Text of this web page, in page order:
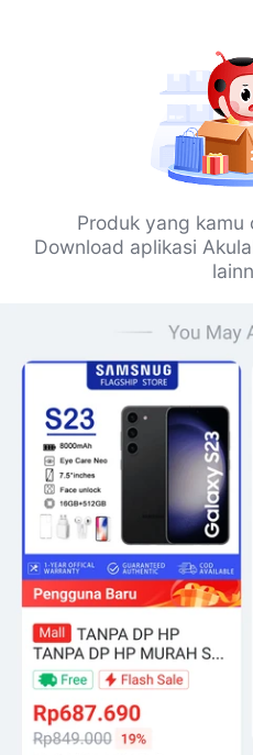
Produk yang
Download aplikasi